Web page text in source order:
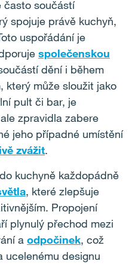
často součástí
spojuje právě kuchyň,
uspořádání je
společenskou
dění i během
který může sloužit jako
pult či bar, je
ale zpravidla zabere
jeho případné umístění
zvážit.
kuchyně každopádně
, které zlepšuje
Propojení
plynulý přechod mezi
a odpočinek, což
ucelenému designu